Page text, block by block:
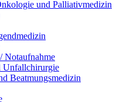
und Palliativmedizin
Notaufnahme
Unfallchirurgie
Beatmungsmedizin